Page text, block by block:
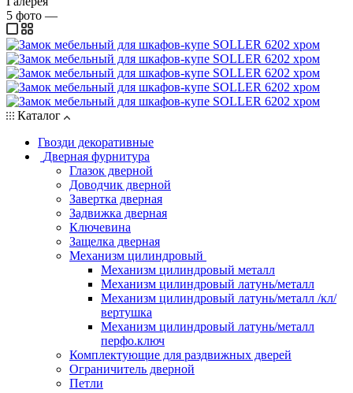
5 фото —
Каталог
Гвозди декоративные
Дверная фурнитура
Глазок дверной
Доводчик дверной
Завертка дверная
Задвижка дверная
Ключевина
Защелка дверная
Механизм цилиндровый
Механизм цилиндровый металл
Механизм цилиндровый латунь/металл
Механизм цилиндровый латунь/металл /кл/
вертушка
Механизм цилиндровый латунь/металл
перфо.ключ
Комплектующие для раздвижных дверей
Ограничитель дверной
Петли